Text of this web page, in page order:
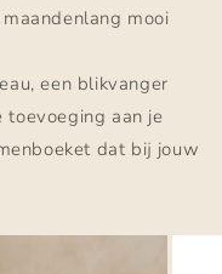
mooi
een blikvanger
toevoeging aan je
dat bij jouw